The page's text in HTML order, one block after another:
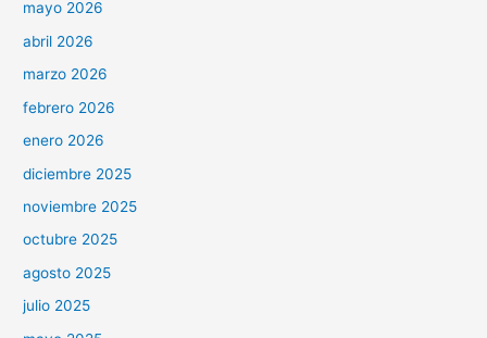
mayo 2026
abril 2026
marzo 2026
febrero 2026
enero 2026
diciembre 2025
noviembre 2025
octubre 2025
agosto 2025
julio 2025